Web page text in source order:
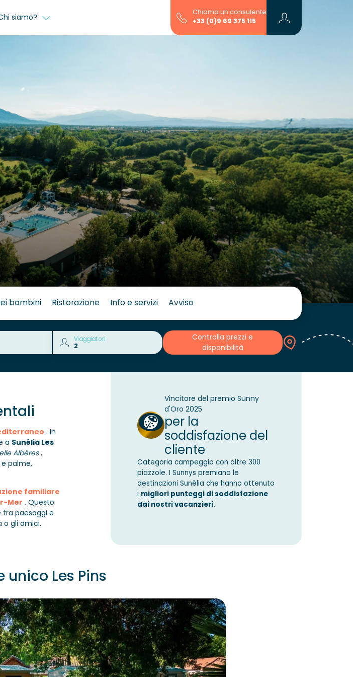
siamo?
Chiama un consulente
+33 (0)9 69 375 115
bambini Ristorazione Info e servizi Avviso
Viaggiatori
Controlla prezzi e
disponibilità
. In
a Sunêlia Les
Albères,
palme,
familiare
Mer . Questo
paesaggi e
o gli amici.
Vincitore del premio Sunny
d'Oro 2025
per la
soddisfazione del
cliente
Categoria campeggio con oltre 300
piazzole. I Sunnys premiano le
destinazioni Sunêlia che hanno ottenuto
i migliori punteggi di soddisfazione
dai nostri vacanzieri.
unico Les Pins